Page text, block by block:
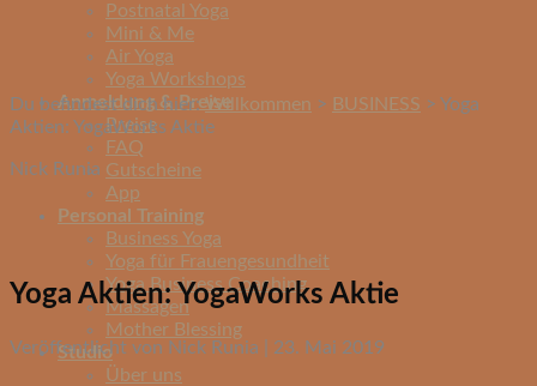
Postnatal Yoga
Mini & Me
Air Yoga
Yoga Workshops
Anmeldung & Preise
Preise
FAQ
Gutscheine
App
Personal Training
Business Yoga
Yoga für Frauengesundheit
Yoga Business Coaching
Massagen
Mother Blessing
Studio
Über uns
Du befindest dich hier:Willkommen > BUSINESS > Yoga
Aktien: YogaWorks Aktie
Nick Runia
Yoga Aktien: YogaWorks Aktie
Veröffentlicht von Nick Runia | 23. Mai 2019